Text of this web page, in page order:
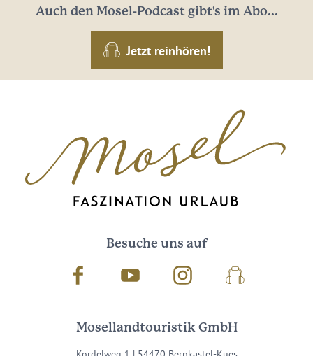
Auch den Mosel-Podcast gibt's im Abo...
Jetzt reinhören!
Besuche uns auf
Facebook Youtube InstagramPodcast
Mosellandtouristik GmbH